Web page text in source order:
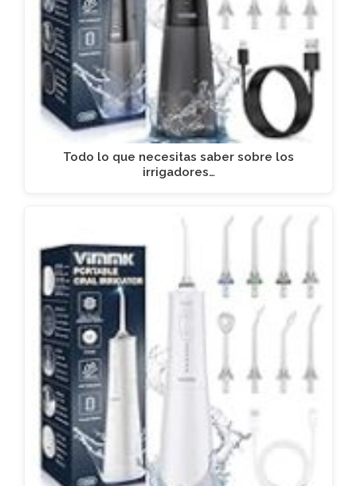
Todo lo que necesitas saber sobre los
irrigadores…